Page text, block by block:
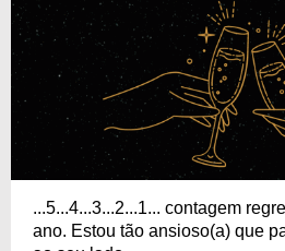
...5...4...3...2...1... contagem
ano. Estou tão ansioso(a) que